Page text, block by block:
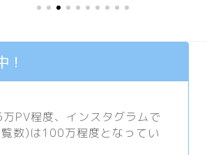
PV程度、 インスタグラムで
数)は100万程度となってい